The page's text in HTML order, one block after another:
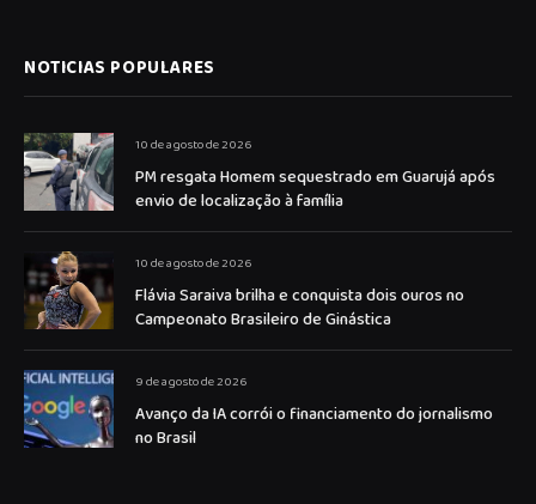
NOTICIAS POPULARES
10 de agosto de 2026
PM resgata Homem sequestrado em Guarujá após
envio de localização à família
10 de agosto de 2026
Flávia Saraiva brilha e conquista dois ouros no
Campeonato Brasileiro de Ginástica
9 de agosto de 2026
Avanço da IA corrói o financiamento do jornalismo
no Brasil